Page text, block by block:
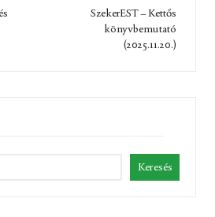
SzekerEST – Kettős
könyvbemutató
(2025.11.20.)
Keresés